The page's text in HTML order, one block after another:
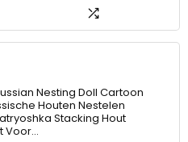
Nesting Doll Cartoon
Houten Nestelen
Stacking Hout
Voor…